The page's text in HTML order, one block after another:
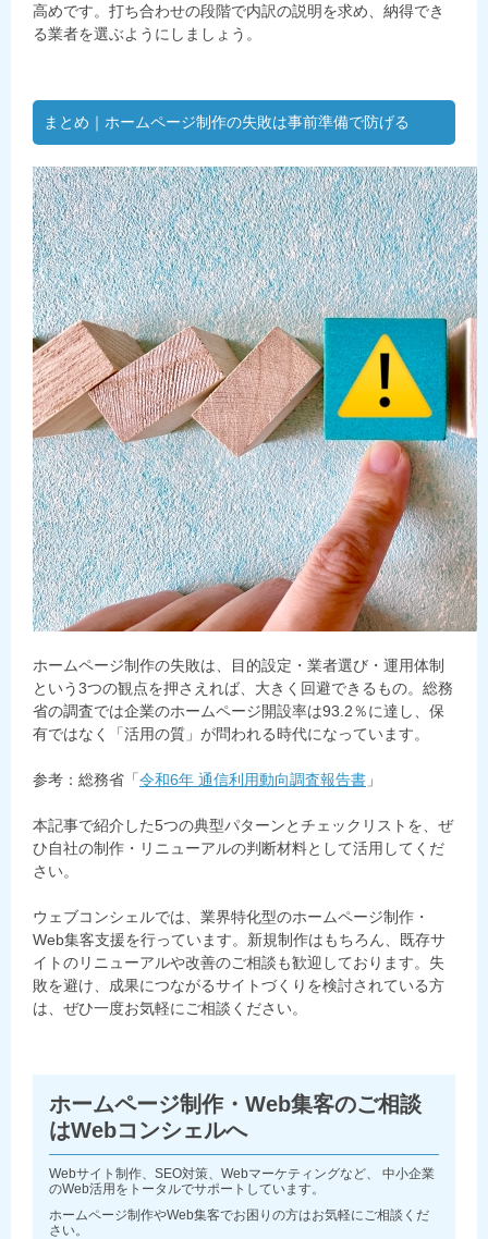
高めです。打ち合わせの段階で内訳の説明を求め、納得でき
る業者を選ぶようにしましょう。
まとめ｜ホームページ制作の失敗は事前準備で防げる
ホームページ制作の失敗は、目的設定・業者選び・運用体制
という3つの観点を押さえれば、大きく回避できるもの。総務
省の調査では企業のホームページ開設率は93.2％に達し、保
有ではなく「活用の質」が問われる時代になっています。
参考：総務省「令和6年 通信利用動向調査報告書 」
本記事で紹介した5つの典型パターンとチェックリストを、ぜ
ひ自社の制作・リニューアルの判断材料として活用してくだ
さい。
ウェブコンシェルでは、業界特化型のホームページ制作・
Web集客支援を行っています。新規制作はもちろん、既存サ
イトのリニューアルや改善のご相談も歓迎しております。失
敗を避け、成果につながるサイトづくりを検討されている方
は、ぜひ一度お気軽にご相談ください。
ホームページ制作・Web集客のご相談
はWebコンシェルへ
Webサイト制作、SEO対策、Webマーケティングなど、 中小企業
のWeb活用をトータルでサポートしています。
ホームページ制作やWeb集客でお困りの方はお気軽にご相談くだ
さい。